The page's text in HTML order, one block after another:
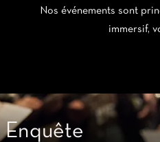
Nos événements sont
immersif,
Enquête